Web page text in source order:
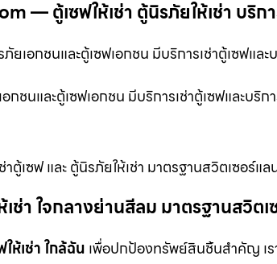
— ตู้เซฟให้เช่า ตู้นิรภัยให้เช่า บริ
เอกชนและตู้เซฟเอกชน มีบริการเช่าตู้เซฟแล
กชนและตู้เซฟเอกชน มีบริการเช่าตู้เซฟและบ
าตู้เซฟ และ ตู้นิรภัยให้เช่า มาตรฐานสวิตเซอ
เช่า ใจกลางย่านสีลม มาตรฐานสวิ
ให้เช่า ใกล้ฉัน เพื่อปกป้องทรัพย์สินชิ้นสำคัญ เร